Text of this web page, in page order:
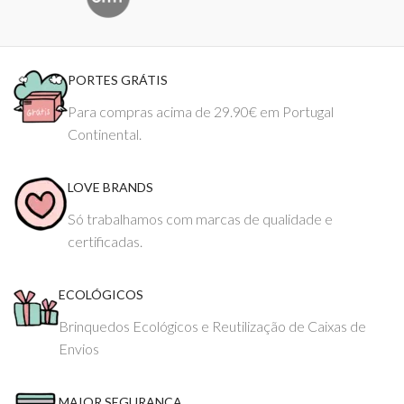
PORTES GRÁTIS
Para compras acima de 29.90€ em Portugal
Continental.
LOVE BRANDS
Só trabalhamos com marcas de qualidade e
certificadas.
ECOLÓGICOS
Brinquedos Ecológicos e Reutilização de Caixas de
Envios